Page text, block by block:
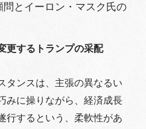
とイーロン・マスク氏の
更するトランプの采配
タンスは、主張の異なるい
みに操りながら、経済成長
行するという、柔軟性があ